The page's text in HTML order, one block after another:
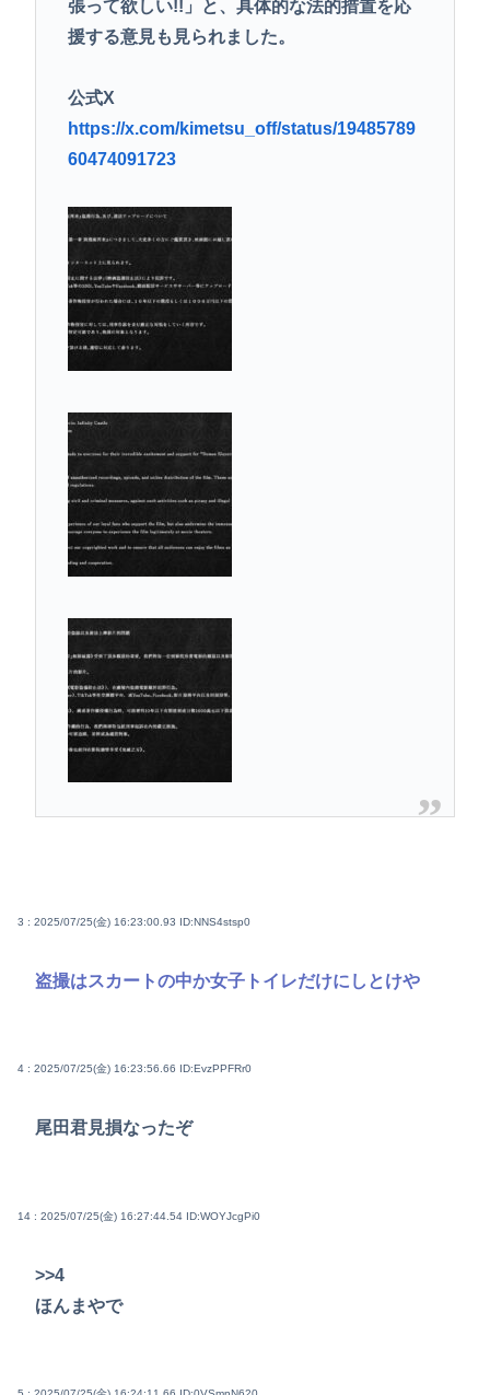
張って欲しい!!」と、具体的な法的措置を応
援する意見も見られました。
公式X
https://x.com/kimetsu_off/status/19485789
60474091723
3 : 2025/07/25(金) 16:23:00.93 ID:NNS4stsp0
盗撮はスカートの中か女子トイレだけにしとけや
4 : 2025/07/25(金) 16:23:56.66 ID:EvzPPFRr0
尾田君見損なったぞ
14 : 2025/07/25(金) 16:27:44.54 ID:WOYJcgPi0
>>4
ほんまやで